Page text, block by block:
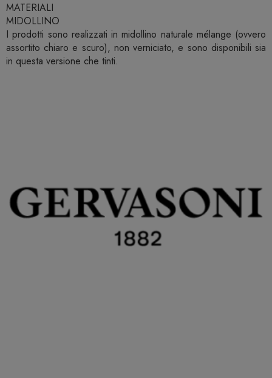
MATERIALI
MIDOLLINO
I prodotti sono realizzati in midollino naturale mélange (ovvero
assortito chiaro e scuro), non verniciato, e sono disponibili sia
in questa versione che tinti.